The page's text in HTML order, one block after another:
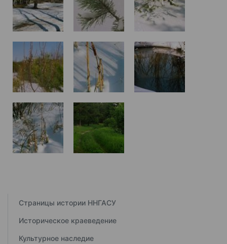
Страницы истории ННГАСУ
Историческое краеведение
Культурное наследие